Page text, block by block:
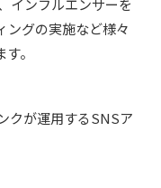
ングの実施など様々
。
クが運用するSNSア